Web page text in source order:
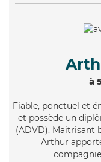
à
Fiable, ponctuel et
et possède un
(ADVD). Maitrisant
Arthur